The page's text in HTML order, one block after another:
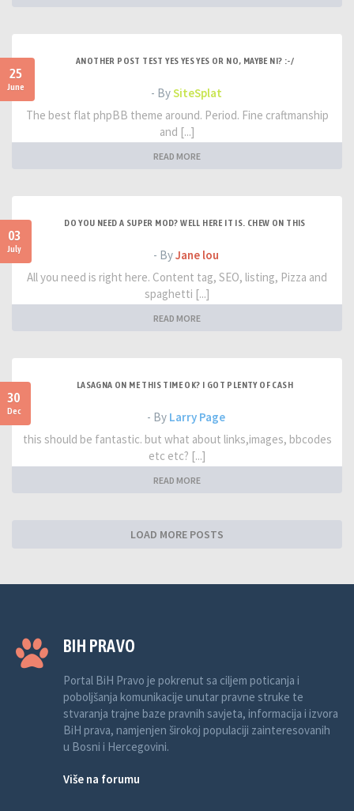
25
June
ANOTHER POST TEST YES YES YES OR NO, MAYBE NI? :-/
- BySiteSplat
The best flat phpBB theme around. Period. Fine craftmanship
and [...]
READ MORE
03
July
DO YOU NEED A SUPER MOD? WELL HERE IT IS. CHEW ON THIS
- ByJane lou
All you need is right here. Content tag, SEO, listing, Pizza and
spaghetti [...]
READ MORE
30
Dec
LASAGNA ON ME THIS TIME OK? I GOT PLENTY OF CASH
- By Larry Page
this should be fantastic. but what about links,images, bbcodes
etc etc? [...]
READ MORE
LOAD MORE POSTS
BIH PRAVO
Portal BiH Pravo je pokrenut sa ciljem poticanja i
poboljšanja komunikacije unutar pravne struke te
stvaranja trajne baze pravnih savjeta, informacija i izvora
BiH prava, namjenjen širokoj populaciji zainteresovanih
u Bosni i Hercegovini.
Više na forumu